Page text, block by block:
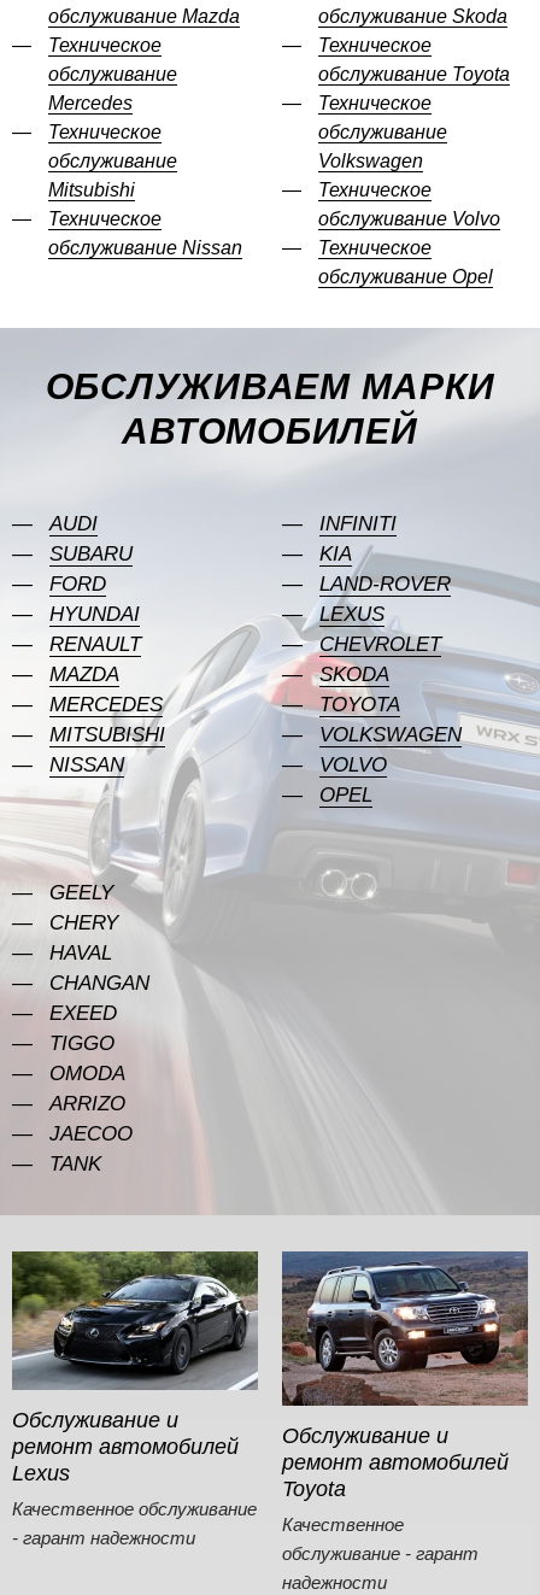
обслуживание Mazda
Техническое
обслуживание
Mercedes
Техническое
обслуживание
Mitsubishi
Техническое
обслуживание Nissan
обслуживание Skoda
Техническое
обслуживание Toyota
Техническое
обслуживание
Volkswagen
Техническое
обслуживание Volvo
Техническое
обслуживание Opel
ОБСЛУЖИВАЕМ МАРКИ
АВТОМОБИЛЕЙ
AUDI
SUBARU
FORD
HYUNDAI
RENAULT
MAZDA
MERCEDES
MITSUBISHI
NISSAN
INFINITI
KIA
LAND-ROVER
LEXUS
CHEVROLET
SKODA
TOYOTA
VOLKSWAGEN
VOLVO
OPEL
GEELY
CHERY
HAVAL
CHANGAN
EXEED
TIGGO
OMODA
ARRIZO
JAECOO
TANK
Обслуживание и
ремонт автомобилей
Lexus
Качественное обслуживание
- гарант надежности
Обслуживание и
ремонт автомобилей
Toyota
Качественное
обслуживание - гарант
надежности